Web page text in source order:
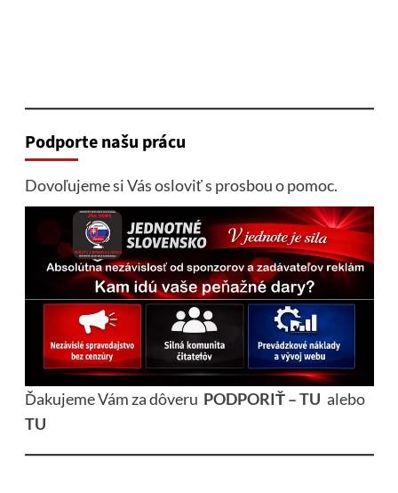
Podporte našu prácu
Dovoľujeme si Vás osloviť s prosbou o pomoc.
Ďakujeme Vám za dôveru PODPORIŤ – TU alebo
TU